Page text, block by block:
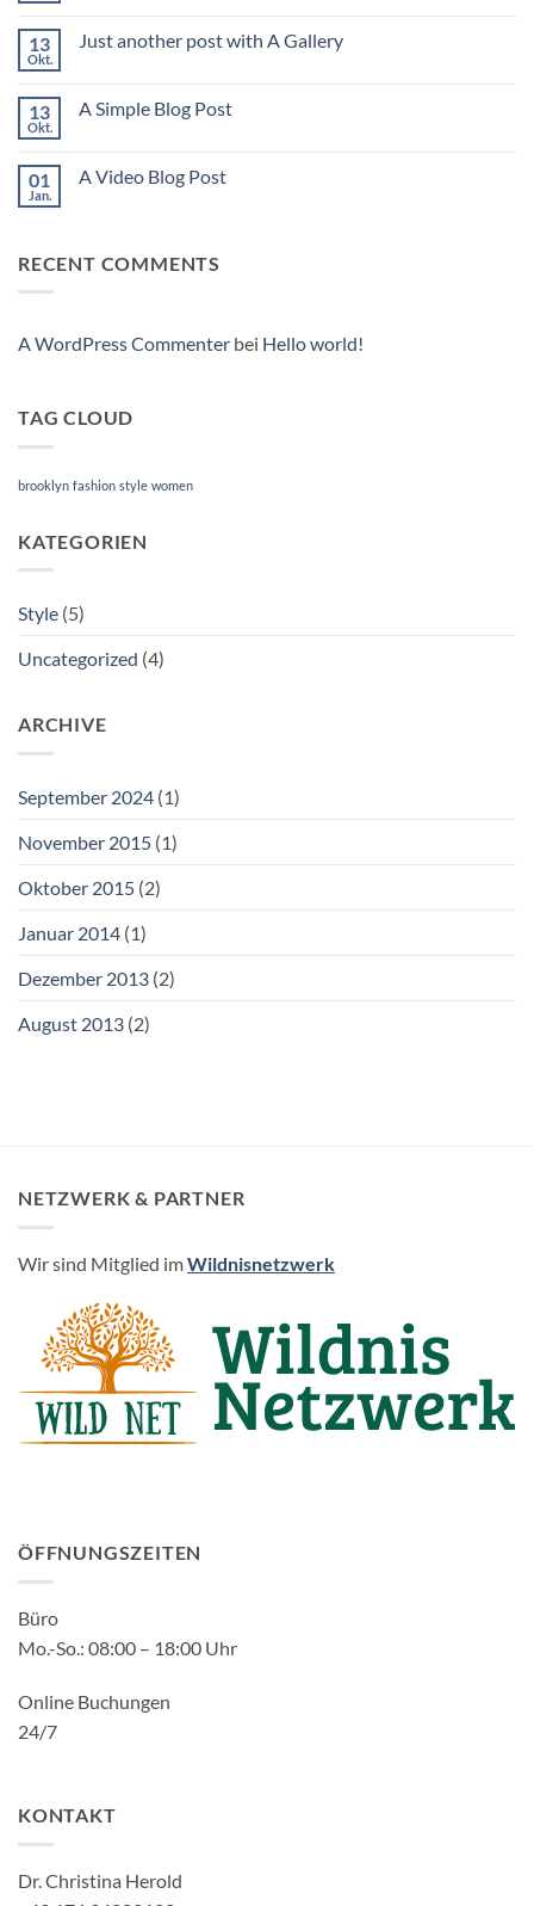
Welcome
13
Okt.
Just another post with A Gallery
Just
A
Gallery
13
Okt.
A Simple Blog Post
A
01
Jan.
A Video Blog Post
Video
RECENT COMMENTS
A WordPress Commenter bei Hello world!
TAG CLOUD
brooklyn fashion style women
KATEGORIEN
Style (5)
Uncategorized (4)
ARCHIVE
September 2024 (1)
November 2015 (1)
Oktober 2015 (2)
Januar 2014 (1)
Dezember 2013 (2)
August 2013 (2)
NETZWERK & PARTNER
Wir sind Mitglied imWildnisnetzwerk
ÖFFNUNGSZEITEN
Büro
Mo.-So.: 08:00 – 18:00 Uhr
Online Buchungen
24/7
KONTAKT
Dr. Christina Herold